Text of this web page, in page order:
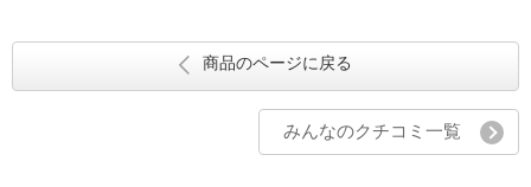
商品のページに戻る
みんなのクチコミ一覧